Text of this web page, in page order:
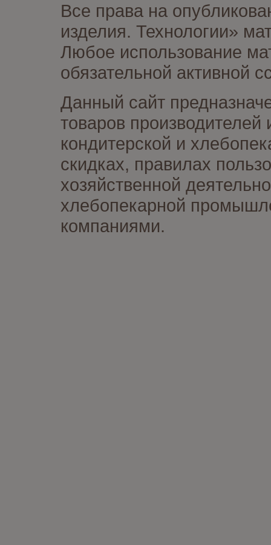
Все права на
изделия. Технологии»
Любое использование
обязательной активной
Данный сайт
товаров
кондитерской и
скидках, правилах
хозяйственной
хлебопекарной
компаниями.